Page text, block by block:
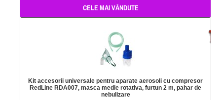
CELE MAI VÂNDUTE
Kit accesorii universale pentru aparate aerosoli cu compresor
RedLine RDA007, masca medie rotativa, furtun 2 m, pahar de
nebulizare